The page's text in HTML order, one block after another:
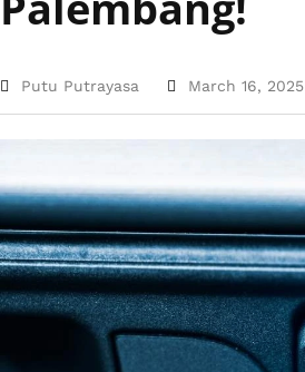
Putu Putrayasa March 16, 2025